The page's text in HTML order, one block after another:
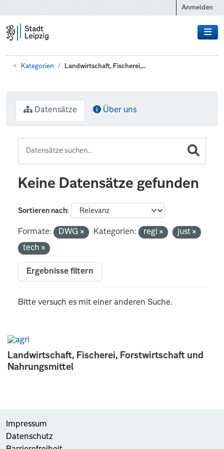
Anmelden
Kategorien Landwirtschaft, Fischerei,...
Landwirtschaft, Fischerei, Forstwirtschaft und
Nahrungsmittel
Datensätze Über uns
Keine Datensätze gefunden
Sortieren nach
Formate: DWG Kategorien: regi
just
tech
Ergebnisse filtern
Bitte versuch es mit einer anderen Suche.
Impressum
Datenschutz